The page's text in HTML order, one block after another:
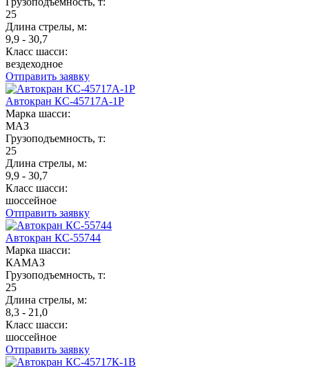
25
Длина стрелы, м:
9,9 - 30,7
Класс шасси:
вездеходное
Отправить заявку
Автокран КС-45717А-1Р
Марка шасси:
МАЗ
Грузоподъемность, т:
25
Длина стрелы, м:
9,9 - 30,7
Класс шасси:
шоссейное
Отправить заявку
Автокран КС-55744
Марка шасси:
КАМАЗ
Грузоподъемность, т:
25
Длина стрелы, м:
8,3 - 21,0
Класс шасси:
шоссейное
Отправить заявку